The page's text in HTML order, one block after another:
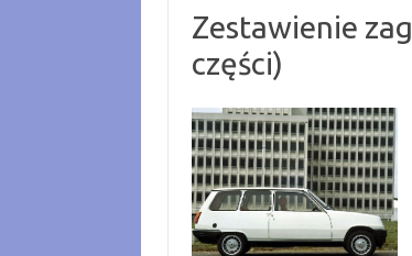
Zestawienie
części)